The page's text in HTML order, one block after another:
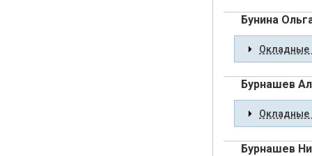
Бунина
Окладные
Бурнашев
Окладные
Бурнашев